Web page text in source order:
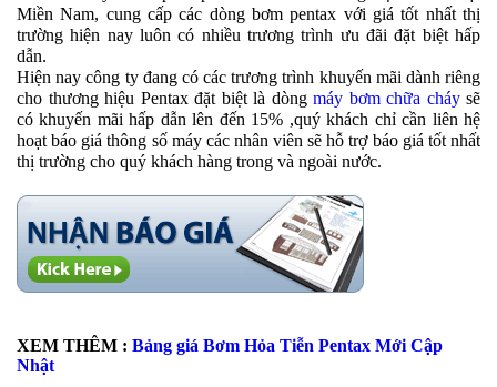
Miền Nam, cung cấp các dòng bơm pentax với giá tốt nhất thị
trường hiện nay luôn có nhiều trương trình ưu đãi đặt biệt hấp
dẫn.
Hiện nay công ty đang có các trương trình khuyến mãi dành riêng
cho thương hiệu Pentax đặt biệt là dòng máy bơm chữa cháysẽ
có khuyến mãi hấp dẫn lên đến 15% ,quý khách chỉ cần liên hệ
hoạt báo giá thông số máy các nhân viên sẽ hỗ trợ báo giá tốt nhất
thị trường cho quý khách hàng trong và ngoài nước.
XEM THÊM : Bảng giá Bơm Hỏa Tiễn Pentax Mới Cập
Nhật